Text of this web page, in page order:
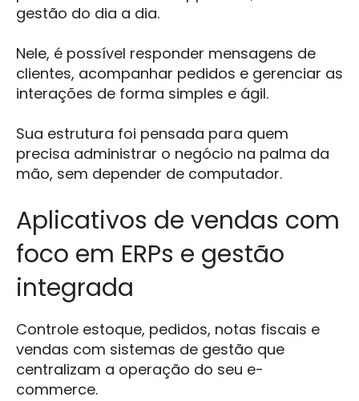
gestão do dia a dia.
Nele, é possível responder mensagens de
clientes, acompanhar pedidos e gerenciar as
interações de forma simples e ágil.
Sua estrutura foi pensada para quem
precisa administrar o negócio na palma da
mão, sem depender de computador.
Aplicativos de vendas com
foco em ERPs e gestão
integrada
Controle estoque, pedidos, notas fiscais e
vendas com sistemas de gestão que
centralizam a operação do seu e-
commerce.